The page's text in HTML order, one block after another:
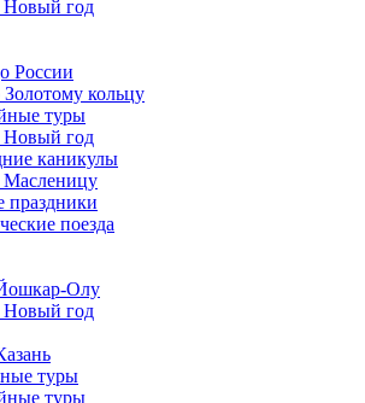
Новый год
России
кольцу
туры
Новый год
каникулы
праздники
поезда
Олу
Новый год
туры
туры